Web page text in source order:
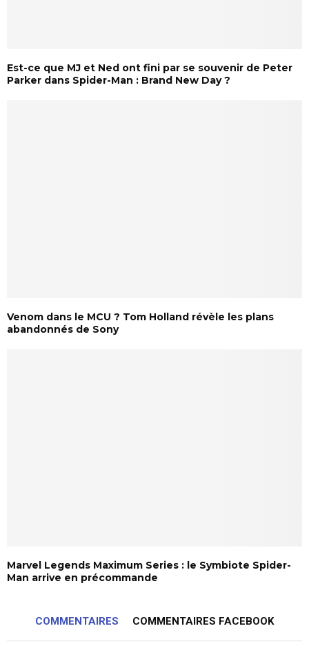
Est-ce que MJ et Ned ont fini par se souvenir de Peter
Parker dans Spider-Man : Brand New Day ?
Venom dans le MCU ? Tom Holland révèle les plans
abandonnés de Sony
Marvel Legends Maximum Series : le Symbiote Spider-
Man arrive en précommande
COMMENTAIRES COMMENTAIRES FACEBOOK